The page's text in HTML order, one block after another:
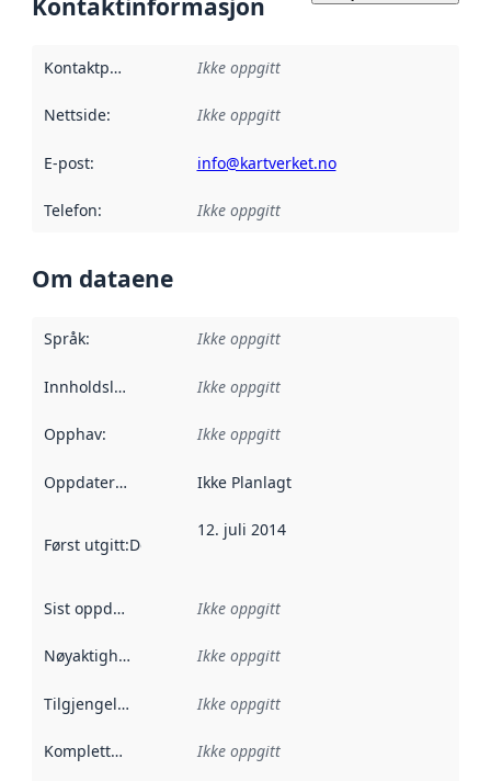
Kontaktinformasjon
Kontaktpunkt Ikke oppgitt
Nettside: Ikke oppgitt
E-post: info@kartverket.no
Telefon: Ikke oppgitt
Om dataene
Språk: Ikke oppgitt
Innholdsleverandører :
Ikke oppgitt
Opphav: Ikke oppgitt
Oppdateringsfrekvens :
Ikke Planlagt
Først utgitt:Denne datoen sier når dataene i dette
12. juli 2014
Sist oppdatert Ikke oppgitt
Nøyaktighet Ikke oppgitt
Tilgjengelighet Ikke oppgitt
Kompletthet Ikke oppgitt